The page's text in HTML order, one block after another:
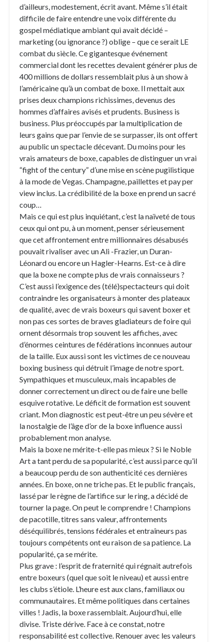
d’ailleurs, modestement, écrit avant. Même s’il était
difficile de faire entendre une voix différente du
gospel médiatique ambiant qui avait décidé –
marketing (ou ignorance ?) oblige – que ce serait LE
combat du siècle. Ce gigantesque événement
commercial dont les recettes devaient générer plus de
400 millions de dollars ressemblait plus à un show à
l’américaine qu’à un combat de boxe. Il mettait aux
prises deux champions richissimes, devenus des
hommes d’affaires avisés et prudents. Business is
business. Plus préoccupés par la multiplication de
leurs gains que par l’envie de se surpasser, ils ont offert
au public un spectacle décevant. Du moins pour les
vrais amateurs de boxe, capables de distinguer un vrai
“fight of the century” d’une mise en scène pugilistique
à la mode de Vegas. Champagne, paillettes et pay per
view inclus. La crédibilité de la boxe en prend un sacré
coup…
Mais ce qui est plus inquiétant, c’est la naïveté de tous
ceux qui ont pu, à un moment, penser sérieusement
que cet affrontement entre millionnaires désabusés
pouvait rivaliser avec un Ali -Frazier, un Duran-
Léonard ou encore un Hagler-Hearns. Est-ce à dire
que la boxe ne compte plus de vrais connaisseurs ?
C’est aussi l’exigence des (télé)spectacteurs qui doit
contraindre les organisateurs à monter des plateaux
de qualité, avec de vrais boxeurs qui savent boxer et
non pas ces sortes de braves gladiateurs de foire qui
ornent désormais trop souvent les affiches, avec
d’énormes ceintures de fédérations inconnues autour
de la taille. Eux aussi sont les victimes de ce nouveau
boxing business qui détruit l’image de notre sport.
Sympathiques et musculeux, mais incapables de
donner correctement un direct ou de faire une belle
esquive rotative. Le déficit de formation est souvent
criant. Mon diagnostic est peut-être un peu sévère et
la nostalgie de l’âge d’or de la boxe influence aussi
probablement mon analyse.
Mais la boxe ne mérite-t-elle pas mieux ? Si le Noble
Art a tant perdu de sa popularité, c’est aussi parce qu’il
a beaucoup perdu de son authenticité ces dernières
années. En boxe, on ne triche pas. Et le public français,
lassé par le règne de l’artifice sur le ring, a décidé de
tourner la page. On peut le comprendre ! Champions
de pacotille, titres sans valeur, affrontements
déséquilibrés, tensions fédérales et entraîneurs pas
toujours compétents ont eu raison de sa patience. La
popularité, ça se mérite.
Plus grave : l’esprit de fraternité qui régnait autrefois
entre boxeurs (quel que soit le niveau) et aussi entre
les clubs s’étiole. L’heure est aux clans, familiaux ou
communautaires. Et même politiques dans certaines
villes ! Jadis, la boxe rassemblait. Aujourd’hui, elle
divise. Triste dérive. Face à ce constat, notre
responsabilité est collective. Renouer avec les valeurs